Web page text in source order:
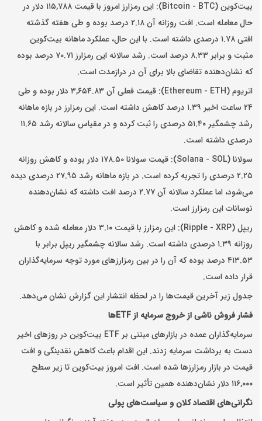
بیت‌کوین (Bitcoin - BTC): این رمزارز امروز با قیمت ۱۱۵,۷۸۸ دلار در
حال معامله است. افت روزانه آن ۲.۱۸ درصد بوده و طی هفته گذشته
افتی ۱.۷۸ درصدی داشته است. با این حال، عملکرد ماهانه بیت‌کوین
مثبت و برابر ۸.۳۳ درصد است. رشد سالانه این رمزارز ۷۰.۷۱ درصد بوده
که نشان‌دهنده تقاضای بالا برای آن در درازمدت است.
اتریوم (Ethereum - ETH): قیمت فعلی آن ۳,۶۵۴.۸۳ دلار بوده و طی
۲۴ ساعت اخیر ۱.۳۹ درصد کاهش داشته است. این رمزارز در بازه ماهانه
رشد چشمگیر ۵۱.۴۰ درصدی را ثبت کرده و در مقیاس سالانه رشد ۱۱.۶۵
درصدی داشته است.
سولانا (Solana - SOL): قیمت سولانا ۱۷۸.۵۰ دلار بوده و کاهش روزانه
۲.۲۵ درصدی را تجربه کرده است. در بازه ماهانه رشد ۲۷.۹۵ درصدی دیده
می‌شود، اما عملکرد سالانه آن ۲.۷۷ درصد افت داشته که نشان‌دهنده
نوسانات این رمزارز است.
ریپل (Ripple - XRP): این رمزارز با قیمت ۳.۱۰ دلار معامله شده و کاهش
روزانه ۱.۳۹ درصدی داشته است. رشد سالانه چشمگیر ریپل برابر با
۴۱۳.۵۳ درصد بوده که آن را در بین رمزارزهای مورد توجه سرمایه‌گذاران
قرار داده است.
جدول زیر آخرین قیمت‌ها را در لحظه انتشار این گزارش نشان می‌دهد.
فشار فروش ناشی از خروج سرمایه از ETFها
سرمایه‌گذاران عمده در بازارهای مبتنی بر ETF بیت‌کوین در روزهای اخیر
دست به برداشت سرمایه زدند. این اقدام باعث کاهش نقدینگی و افت
قیمت در بازار رمزارزها شده است. افت امروز بیت‌کوین تا زیر سطح
۱۱۶,۰۰۰ دلار نشان‌دهنده همین تأثیر است.
نگرانی‌های اقتصاد کلان و سیاست‌های پولی